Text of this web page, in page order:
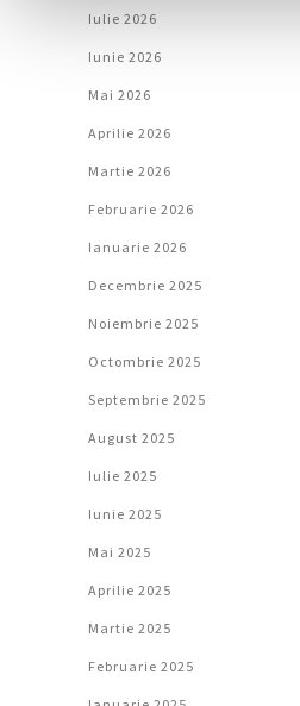
Iulie 2026
Iunie 2026
Mai 2026
Aprilie 2026
Martie 2026
Februarie 2026
Ianuarie 2026
Decembrie 2025
Noiembrie 2025
Octombrie 2025
Septembrie 2025
August 2025
Iulie 2025
Iunie 2025
Mai 2025
Aprilie 2025
Martie 2025
Februarie 2025